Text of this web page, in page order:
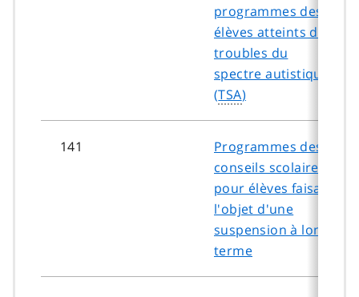
programmes des
élèves atteints de
troubles du
spectre autistique
(TSA)
141
Programmes des
conseils scolaires
pour élèves faisant
l'objet d'une
suspension à long
terme